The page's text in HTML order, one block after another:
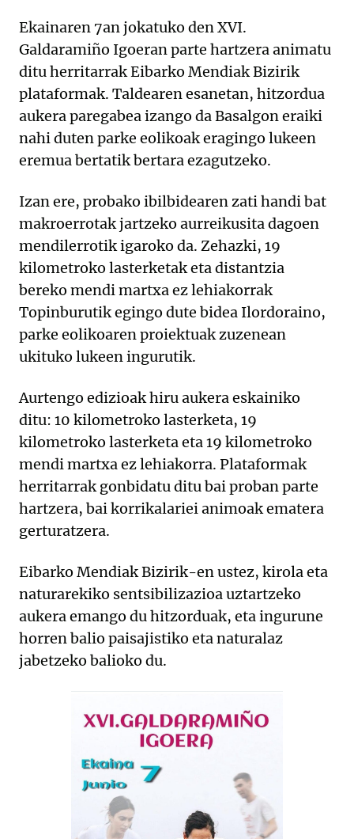
Ekainaren 7an jokatuko den XVI.
Galdaramiño Igoeran parte hartzera animatu
ditu herritarrak Eibarko Mendiak Bizirik
plataformak. Taldearen esanetan, hitzordua
aukera paregabea izango da Basalgon eraiki
nahi duten parke eolikoak eragingo lukeen
eremua bertatik bertara ezagutzeko.
Izan ere, probako ibilbidearen zati handi bat
makroerrotak jartzeko aurreikusita dagoen
mendilerrotik igaroko da. Zehazki, 19
kilometroko lasterketak eta distantzia
bereko mendi martxa ez lehiakorrak
Topinburutik egingo dute bidea Ilordoraino,
parke eolikoaren proiektuak zuzenean
ukituko lukeen ingurutik.
Aurtengo edizioak hiru aukera eskainiko
ditu: 10 kilometroko lasterketa, 19
kilometroko lasterketa eta 19 kilometroko
mendi martxa ez lehiakorra. Plataformak
herritarrak gonbidatu ditu bai proban parte
hartzera, bai korrikalariei animoak ematera
gerturatzera.
Eibarko Mendiak Bizirik-en ustez, kirola eta
naturarekiko sentsibilizazioa uztartzeko
aukera emango du hitzorduak, eta ingurune
horren balio paisajistiko eta naturalaz
jabetzeko balioko du.